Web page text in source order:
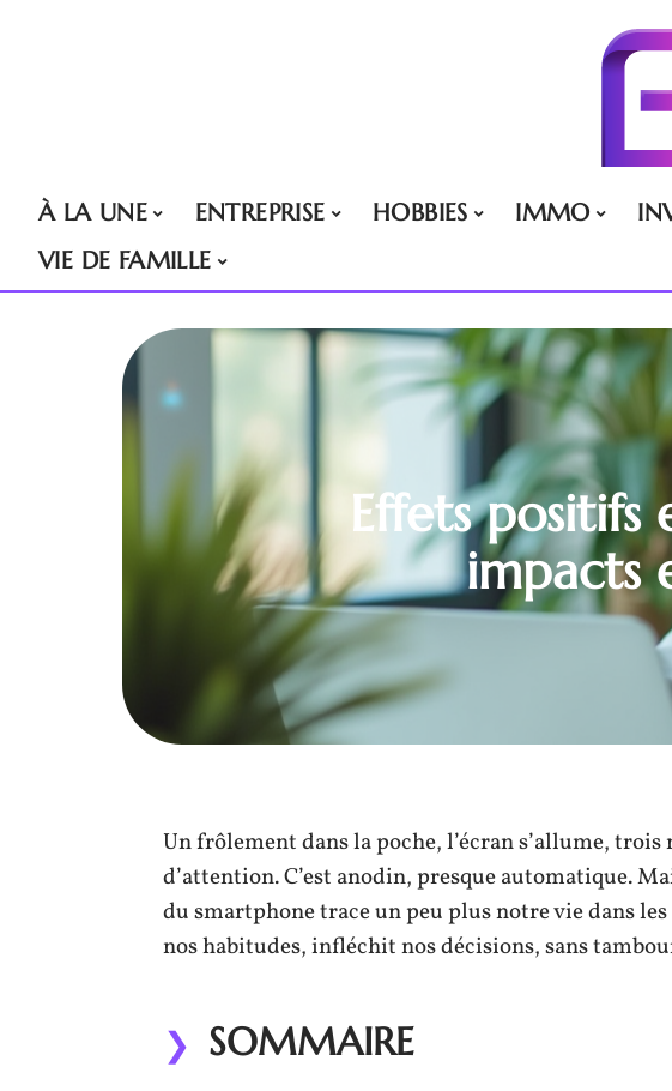
À LA UNE ENTREPRISE HOBBIES IMMO
VIE DE FAMILLE
Effets
impacts
Un frôlement dans la poche, l’écran s’allume,
d’attention. C’est anodin, presque automatique.
du smartphone trace un peu plus notre vie dans
nos habitudes, infléchit nos décisions, sans
SOMMAIRE